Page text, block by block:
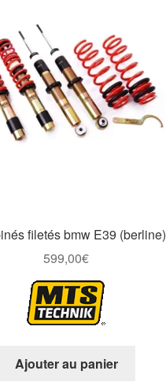
filetés bmw E39 (berline)
599,00€
Ajouter au panier